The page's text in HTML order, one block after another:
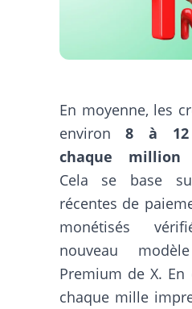
En moyenne, les
environ8 à 12
chaque million
Cela se base
récentes de
monétisés
nouveau
Premium de X.
chaque mille